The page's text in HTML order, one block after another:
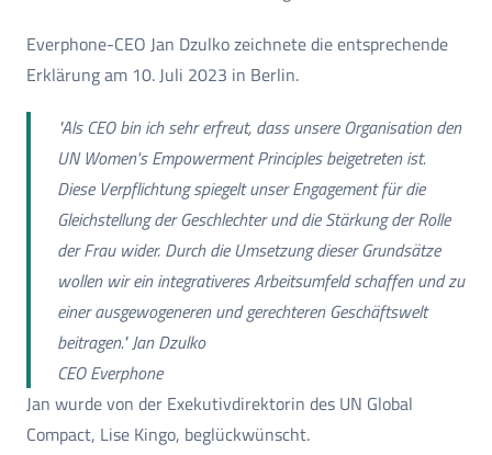
Everphone-CEO Jan Dzulko zeichnete die entsprechende
Erklärung am 10. Juli 2023 in Berlin.
"Als CEO bin ich sehr erfreut, dass unsere Organisation den
UN Women's Empowerment Principles beigetreten ist.
Diese Verpflichtung spiegelt unser Engagement für die
Gleichstellung der Geschlechter und die Stärkung der Rolle
der Frau wider. Durch die Umsetzung dieser Grundsätze
wollen wir ein integrativeres Arbeitsumfeld schaffen und zu
einer ausgewogeneren und gerechteren Geschäftswelt
beitragen." Jan Dzulko
CEO Everphone
Jan wurde von der Exekutivdirektorin des UN Global
Compact, Lise Kingo, beglückwünscht.